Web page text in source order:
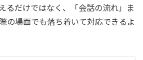
るだけではなく、「会話の流れ」ま
の場面でも落ち着いて対応できるよ